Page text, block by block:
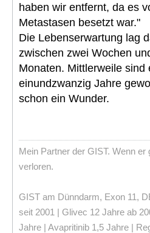
haben wir entfernt, da es
Metastasen besetzt war."
Die Lebenserwartung lag
zwischen zwei Wochen
Monaten. Mittlerweile sind
einundzwanzig Jahre
schon ein Wunder.
Mein Partner der GIST. Wenn er
verloren.
GIST am Dünndarm, Exon 11,
seit 2001 | Glivec 12 Jahre ab
Jahre | Avapritinib 1,5 Jahre |